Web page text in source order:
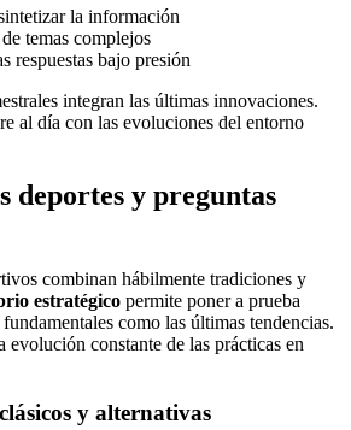
la información
temas complejos
respuestas bajo presión
integran las últimas innovaciones.
al día con las evoluciones del entorno
deportes y preguntas
combinan hábilmente tradiciones y
estratégico permite poner a prueba
como las últimas tendencias.
evolución constante de las prácticas en
y alternativas